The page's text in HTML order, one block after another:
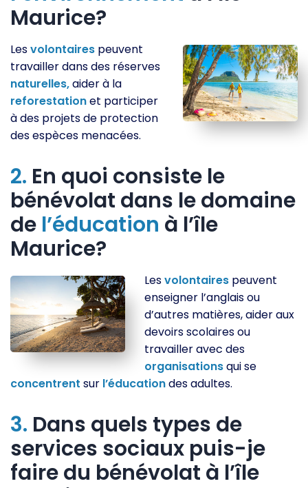
Maurice?
Lesvolontaires peuvent
travailler dans des réserves
naturelles,aider à la
reforestationet participer
à des projets de protection
des espèces menacées.
2. En quoi consiste le
bénévolat dans le domaine
de l’éducation à l’île
Maurice?
Lesvolontaires peuvent
enseigner l’anglais ou
d’autres matières, aider aux
devoirs scolaires ou
travailler avec des
organisationsqui se
concentrent sur l’éducationdes adultes.
3. Dans quels types de
services sociaux puis-je
faire du bénévolat à l’île